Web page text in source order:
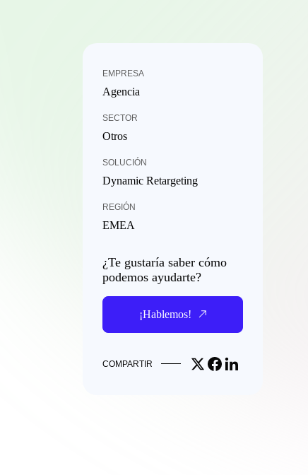
EMPRESA
Agencia
SECTOR
Otros
SOLUCIÓN
Dynamic Retargeting
REGIÓN
EMEA
¿Te gustaría saber cómo
podemos ayudarte?
¡Hablemos!
COMPARTIR Share on X
Share on Facebook
Share on LinkedIn